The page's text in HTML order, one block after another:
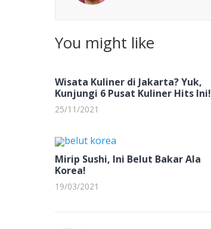
You might like
Wisata Kuliner di Jakarta? Yuk,
Kunjungi 6 Pusat Kuliner Hits Ini!
25/11/2021
Mirip Sushi, Ini Belut Bakar Ala
Korea!
19/03/2021